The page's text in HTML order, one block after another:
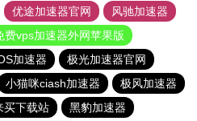
优途加速器官网
风驰加速器
费vps加速器外网苹果版
加速器
极光加速器官网
小猫咪ciash加速器
极风加速器
买下载站
黑豹加速器